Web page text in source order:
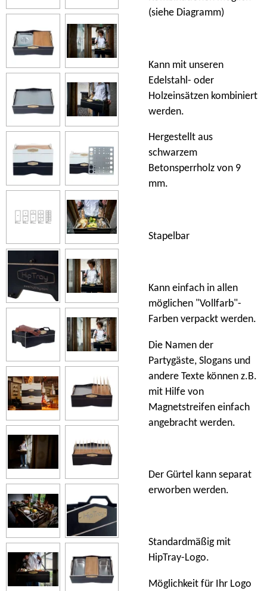
(siehe Diagramm)
Kann mit unseren
Edelstahl- oder
Holzeinsätzen kombiniert
werden.
Hergestellt aus
schwarzem
Betonsperrholz von 9
mm.
Stapelbar
Kann einfach in allen
möglichen "Vollfarb"-
Farben verpackt werden.
Die Namen der
Partygäste, Slogans und
andere Texte können z.B.
mit Hilfe von
Magnetstreifen einfach
angebracht werden.
Der Gürtel kann separat
erworben werden.
Standardmäßig mit
HipTray-Logo.
Möglichkeit für Ihr Logo